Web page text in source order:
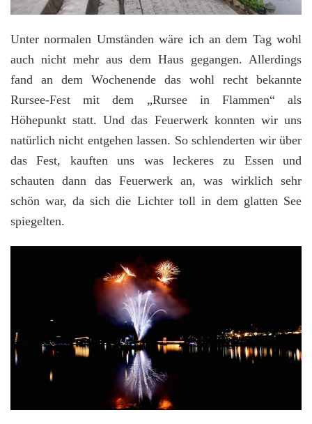
Unter normalen Umständen wäre ich an dem Tag wohl
auch nicht mehr aus dem Haus gegangen. Allerdings
fand an dem Wochenende das wohl recht bekannte
Rursee-Fest mit dem „Rursee in Flammen“ als
Höhepunkt statt. Und das Feuerwerk konnten wir uns
natürlich nicht entgehen lassen. So schlenderten wir über
das Fest, kauften uns was leckeres zu Essen und
schauten dann das Feuerwerk an, was wirklich sehr
schön war, da sich die Lichter toll in dem glatten See
spiegelten.